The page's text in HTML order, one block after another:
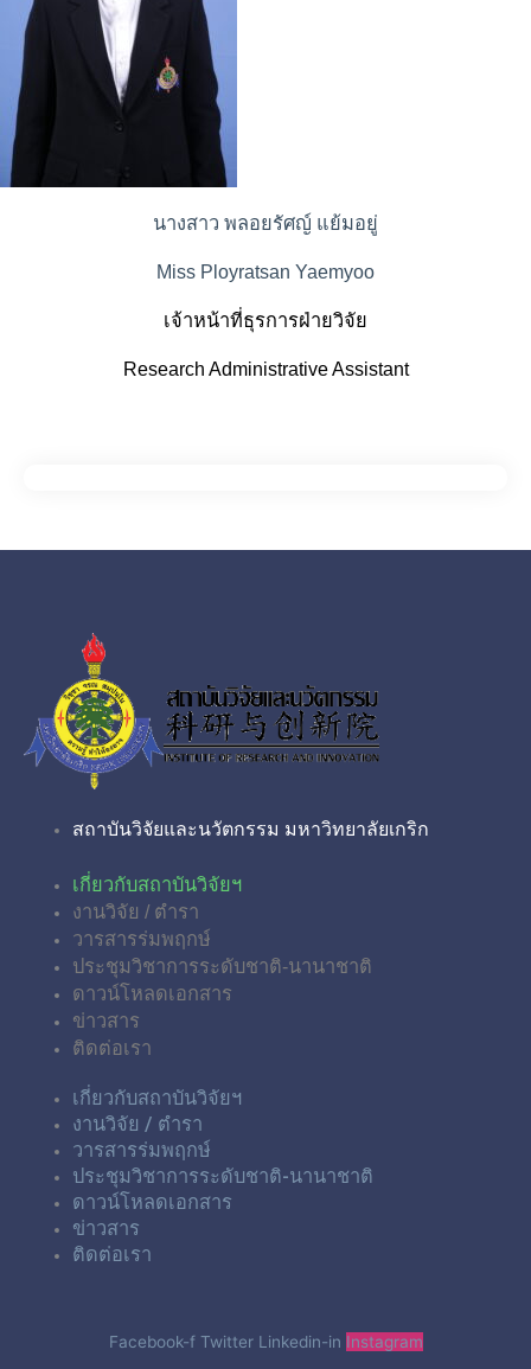
นางสาว พลอยรัศญ์ แย้มอยู่
Miss Ployratsan Yaemyoo
เจ้าหน้าที่ธุรการฝ่ายวิจัย
Research Administrative Assistant
สถาบันวิจัยและนวัตกรรม มหาวิทยาลัยเกริก
เกี่ยวกับสถาบันวิจัยฯ
งานวิจัย / ตำรา
วารสารร่มพฤกษ์
ประชุมวิชาการระดับชาติ-นานาชาติ
ดาวน์โหลดเอกสาร
ข่าวสาร
ติดต่อเรา
เกี่ยวกับสถาบันวิจัยฯ
งานวิจัย / ตำรา
วารสารร่มพฤกษ์
ประชุมวิชาการระดับชาติ-นานาชาติ
ดาวน์โหลดเอกสาร
ข่าวสาร
ติดต่อเรา
Facebook-f Twitter Linkedin-in Instagram